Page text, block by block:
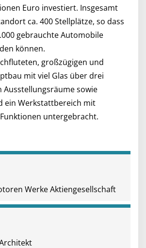
Euro investiert. Insgesamt
ca. 400 Stellplätze, so dass
gebrauchte Automobile
können.
großzügigen und
mit viel Glas über drei
Ausstellungsräume sowie
ein Werkstattbereich mit
untergebracht.
Werke Aktiengesellschaft